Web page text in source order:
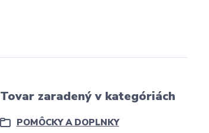
Tovar zaradený v kategóriách
POMÔCKY A DOPLNKY